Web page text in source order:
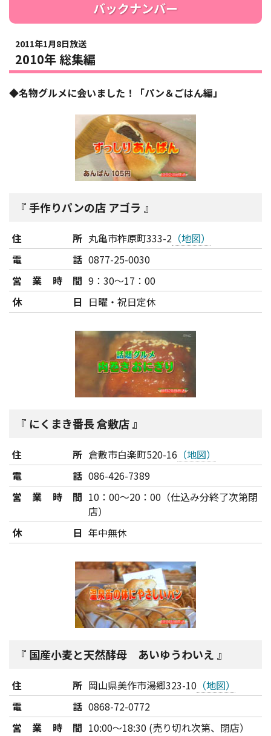
バックナンバー
2011年1月8日放送
2010年 総集編
◆名物グルメに会いました！「パン＆ごはん編」
手作りパンの店 アゴラ
住所 丸亀市柞原町333-2 （地図）
電話 0877-25-0030
営業時間 9：30～17：00
休日 日曜・祝日定休
にくまき番長 倉敷店
住所 倉敷市白楽町520-16 （地図）
電話 086-426-7389
営業時間 10：00～20：00（仕込み分終了次第閉
店）
休日 年中無休
国産小麦と天然酵母 あいゆうわいえ
住所 岡山県美作市湯郷323-10 （地図）
電話 0868-72-0772
営業時間 10:00～18:30 (売り切れ次第、閉店）